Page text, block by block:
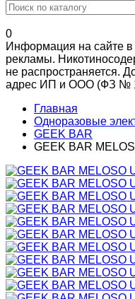
0
Информация на сайте в
рекламы.
не распространяется.
адрес ИП и ООО (ФЗ №
Главная
Одноразовые
GEEK BAR
GEEK BAR